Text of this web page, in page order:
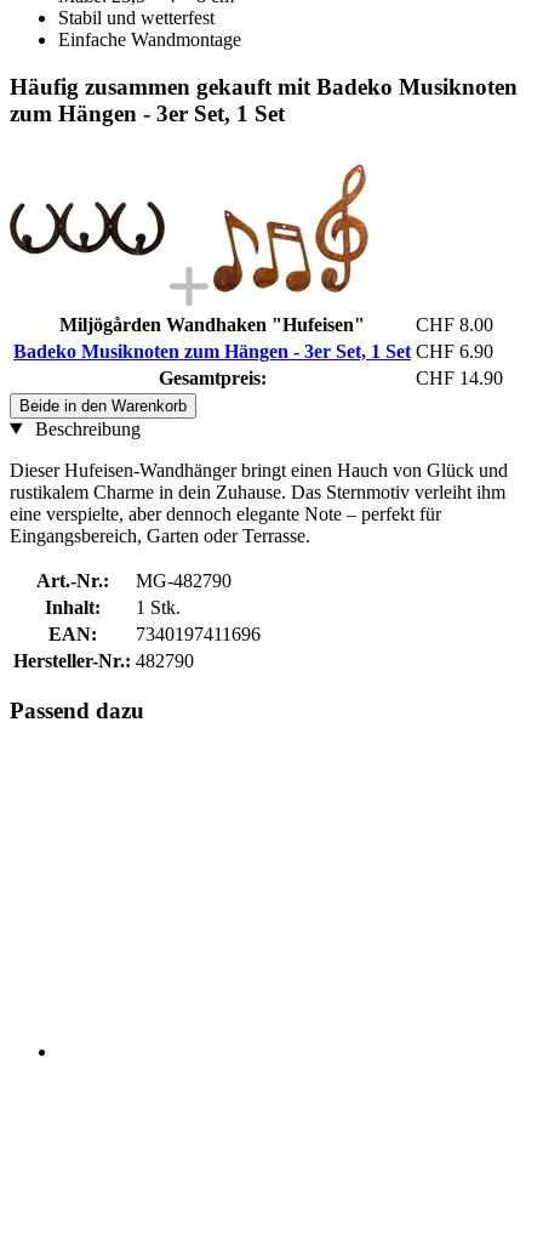
Stabil und wetterfest
Einfache Wandmontage
Häufig zusammen gekauft mit Badeko Musiknoten
zum Hängen - 3er Set, 1 Set
Miljögården Wandhaken "Hufeisen"
CHF 8.00
Badeko Musiknoten zum Hängen - 3er Set, 1 Set CHF 6.90
Gesamtpreis:
CHF 14.90
Beide in den Warenkorb
Beschreibung
Dieser Hufeisen-Wandhänger bringt einen Hauch von Glück und
rustikalem Charme in dein Zuhause. Das Sternmotiv verleiht ihm
eine verspielte, aber dennoch elegante Note – perfekt für
Eingangsbereich, Garten oder Terrasse.
Art.-Nr.:
MG-482790
Inhalt:
1 Stk.
EAN:
7340197411696
Hersteller-Nr.: 482790
Passend dazu